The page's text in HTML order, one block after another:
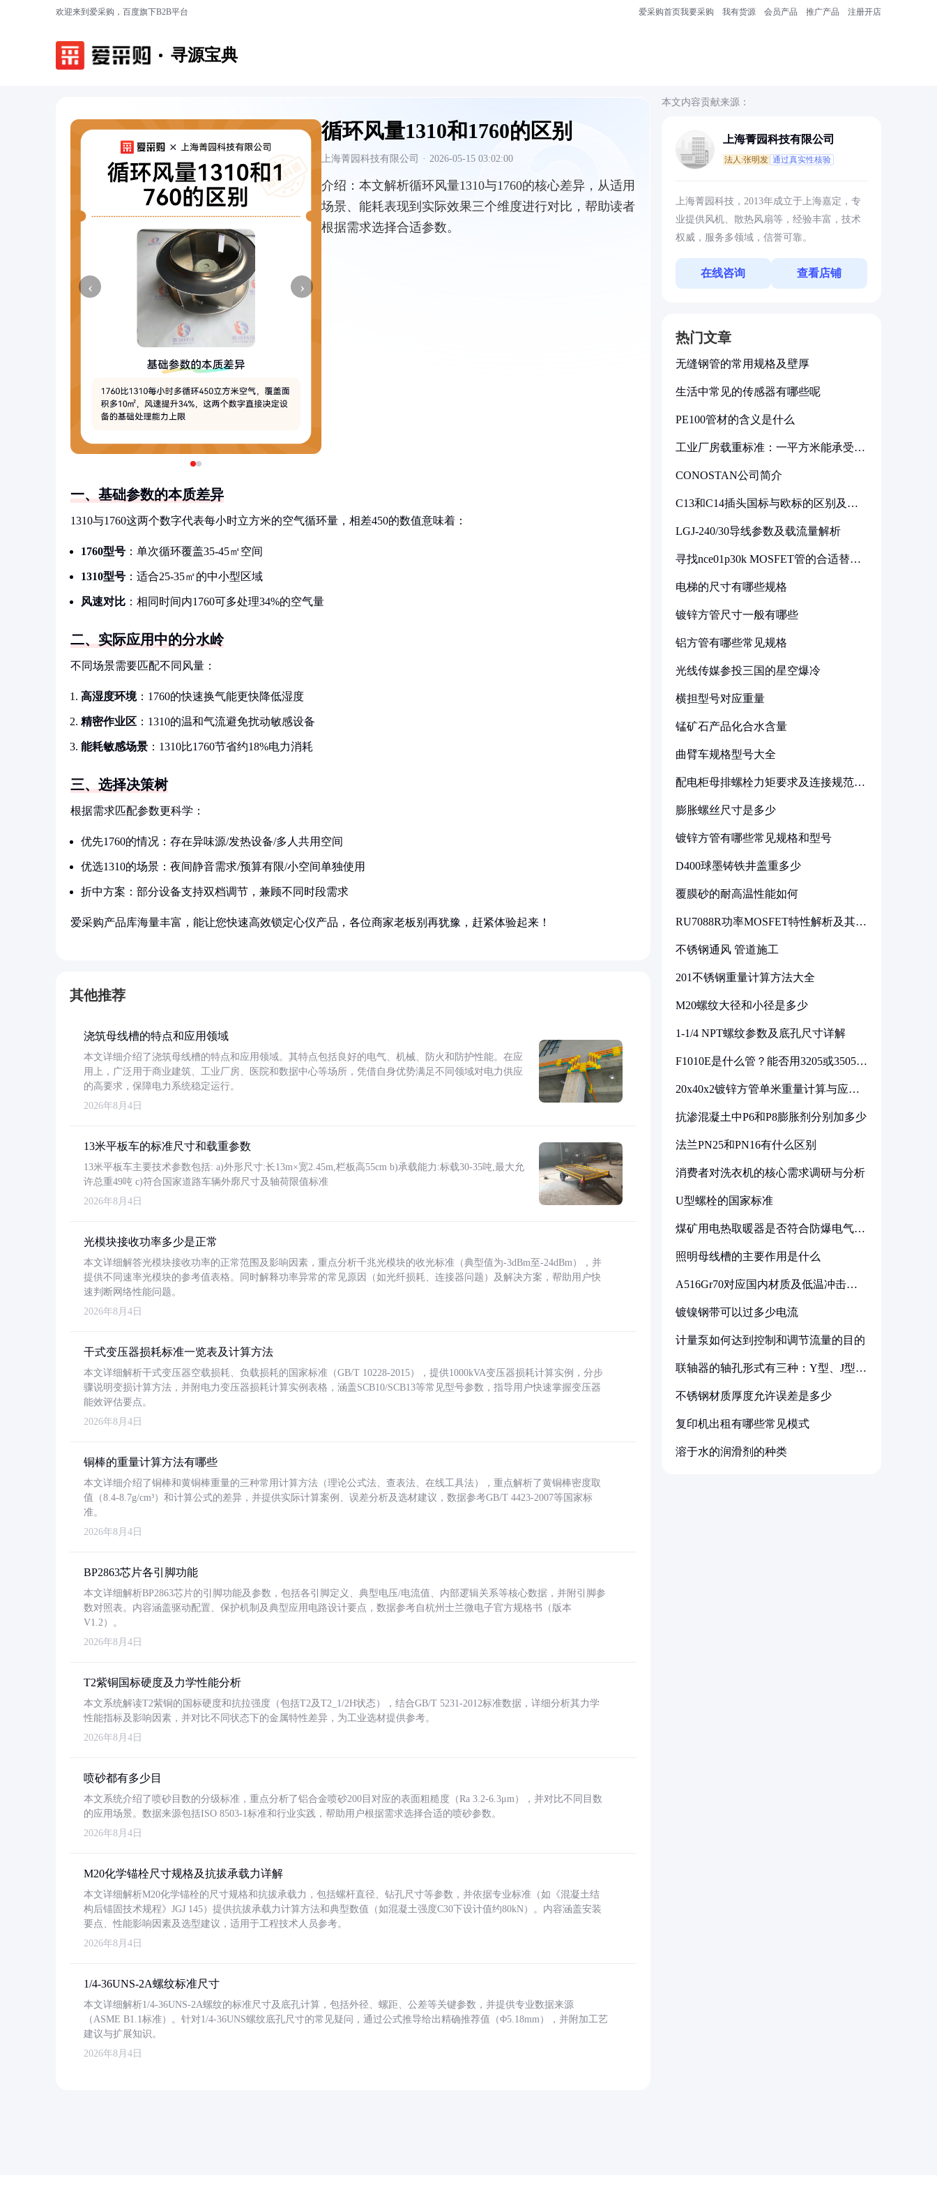
欢迎来到爱采购，百度旗下B2B平台 爱采购首页我要采购 我有货源 会员产品 推广产品 注册开店
寻源宝典
‹ ›
循环风量1310和1760的区别
上海菁园科技有限公司 · 2026-05-15 03:02:00
介绍： 本文解析循环风量1310与1760的核心差异，从适用
场景、能耗表现到实际效果三个维度进行对比，帮助读者
根据需求选择合适参数。
一、基础参数的本质差异
1310与1760这两个数字代表每小时立方米的空气循环量，相差450的数值意味着：
1760型号 ：单次循环覆盖35-45㎡空间
1310型号 ：适合25-35㎡的中小型区域
风速对比 ：相同时间内1760可多处理34%的空气量
二、实际应用中的分水岭
不同场景需要匹配不同风量：
高湿度环境：1760的快速换气能更快降低湿度
精密作业区 ：1310的温和气流避免扰动敏感设备
能耗敏感场景 ：1310比1760节省约18%电力消耗
三、选择决策树
根据需求匹配参数更科学：
优先1760的情况：存在异味源/发热设备/多人共用空间
优选1310的场景：夜间静音需求/预算有限/小空间单独使用
折中方案：部分设备支持双档调节，兼顾不同时段需求
爱采购产品库海量丰富，能让您快速高效锁定心仪产品，各位商家老板别再犹豫，赶紧体验起来！
其他推荐
浇筑母线槽的特点和应用领域
本文详细介绍了浇筑母线槽的特点和应用领域。其特点包括良好的电气、机械、防火和防护性能。在应
用上，广泛用于商业建筑、工业厂房、医院和数据中心等场所，凭借自身优势满足不同领域对电力供应
的高要求，保障电力系统稳定运行。
2026年8月4日
13米平板车的标准尺寸和载重参数
13米平板车主要技术参数包括: a)外形尺寸:长13m×宽2.45m,栏板高55cm b)承载能力:标载30-35吨,最大允
许总重49吨 c)符合国家道路车辆外廓尺寸及轴荷限值标准
2026年8月4日
光模块接收功率多少是正常
本文详细解答光模块接收功率的正常范围及影响因素，重点分析千兆光模块的收光标准（典型值为-3dBm至-24dBm），并
提供不同速率光模块的参考值表格。同时解释功率异常的常见原因（如光纤损耗、连接器问题）及解决方案，帮助用户快
速判断网络性能问题。
2026年8月4日
干式变压器损耗标准一览表及计算方法
本文详细解析干式变压器空载损耗、负载损耗的国家标准（GB/T 10228-2015），提供1000kVA变压器损耗计算实例，分步
骤说明变损计算方法，并附电力变压器损耗计算实例表格，涵盖SCB10/SCB13等常见型号参数，指导用户快速掌握变压器
能效评估要点。
2026年8月4日
铜棒的重量计算方法有哪些
本文详细介绍了铜棒和黄铜棒重量的三种常用计算方法（理论公式法、查表法、在线工具法），重点解析了黄铜棒密度取
值（8.4-8.7g/cm³）和计算公式的差异，并提供实际计算案例、误差分析及选材建议，数据参考GB/T 4423-2007等国家标
准。
2026年8月4日
BP2863芯片各引脚功能
本文详细解析BP2863芯片的引脚功能及参数，包括各引脚定义、典型电压/电流值、内部逻辑关系等核心数据，并附引脚参
数对照表。内容涵盖驱动配置、保护机制及典型应用电路设计要点，数据参考自杭州士兰微电子官方规格书（版本
V1.2）。
2026年8月4日
T2紫铜国标硬度及力学性能分析
本文系统解读T2紫铜的国标硬度和抗拉强度（包括T2及T2_1/2H状态），结合GB/T 5231-2012标准数据，详细分析其力学
性能指标及影响因素，并对比不同状态下的金属特性差异，为工业选材提供参考。
2026年8月4日
喷砂都有多少目
本文系统介绍了喷砂目数的分级标准，重点分析了铝合金喷砂200目对应的表面粗糙度（Ra 3.2-6.3μm），并对比不同目数
的应用场景。数据来源包括ISO 8503-1标准和行业实践，帮助用户根据需求选择合适的喷砂参数。
2026年8月4日
M20化学锚栓尺寸规格及抗拔承载力详解
本文详细解析M20化学锚栓的尺寸规格和抗拔承载力，包括螺杆直径、钻孔尺寸等参数，并依据专业标准（如《混凝土结
构后锚固技术规程》JGJ 145）提供抗拔承载力计算方法和典型数值（如混凝土强度C30下设计值约80kN）。内容涵盖安装
要点、性能影响因素及选型建议，适用于工程技术人员参考。
2026年8月4日
1/4-36UNS-2A螺纹标准尺寸
本文详细解析1/4-36UNS-2A螺纹的标准尺寸及底孔计算，包括外径、螺距、公差等关键参数，并提供专业数据来源
（ASME B1.1标准）。针对1/4-36UNS螺纹底孔尺寸的常见疑问，通过公式推导给出精确推荐值（Φ5.18mm），并附加工艺
建议与扩展知识。
2026年8月4日
本文内容贡献来源：
上海菁园科技有限公司
法人:张明发 通过真实性核验
上海菁园科技，2013年成立于上海嘉定，专
业提供风机、散热风扇等，经验丰富，技术
权威，服务多领域，信誉可靠。
在线咨询 查看店铺
热门文章
无缝钢管的常用规格及壁厚
生活中常见的传感器有哪些呢
PE100管材的含义是什么
工业厂房载重标准：一平方米能承受多
CONOSTAN公司简介
C13和C14插头国标与欧标的区别及其
LGJ-240/30导线参数及载流量解析
寻找nce01p30k MOSFET管的合适替代
电梯的尺寸有哪些规格
镀锌方管尺寸一般有哪些
铝方管有哪些常见规格
光线传媒参投三国的星空爆冷
横担型号对应重量
锰矿石产品化合水含量
曲臂车规格型号大全
配电柜母排螺栓力矩要求及连接规范详
膨胀螺丝尺寸是多少
镀锌方管有哪些常见规格和型号
D400球墨铸铁井盖重多少
覆膜砂的耐高温性能如何
RU7088R功率MOSFET特性解析及其在
不锈钢通风 管道施工
201不锈钢重量计算方法大全
M20螺纹大径和小径是多少
1-1/4 NPT螺纹参数及底孔尺寸详解
F1010E是什么管？能否用3205或3505代
20x40x2镀锌方管单米重量计算与应用
抗渗混凝土中P6和P8膨胀剂分别加多少
法兰PN25和PN16有什么区别
消费者对洗衣机的核心需求调研与分析
U型螺栓的国家标准
煤矿用电热取暖器是否符合防爆电气设
照明母线槽的主要作用是什么
A516Gr70对应国内材质及低温冲击要
镀镍钢带可以过多少电流
计量泵如何达到控制和调节流量的目的
联轴器的轴孔形式有三种：Y型、J型、
不锈钢材质厚度允许误差是多少
复印机出租有哪些常见模式
溶于水的润滑剂的种类